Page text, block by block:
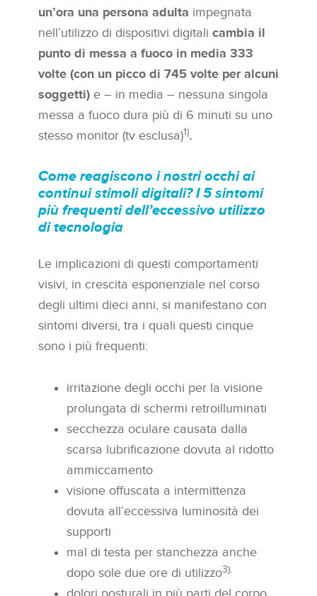
un’ora una persona adulta impegnata
nell’utilizzo di dispositivi digitali cambia il
punto di messa a fuoco in media 333
volte (con un picco di 745 volte per alcuni
soggetti) e – in media – nessuna singola
messa a fuoco dura più di 6 minuti su uno
stesso monitor (tv esclusa)1).
Come reagiscono i nostri occhi ai
continui stimoli digitali?I 5 sintomi
più frequenti dell’eccessivo utilizzo
di tecnologia
Le implicazioni di questi comportamenti
visivi, in crescita esponenziale nel corso
degli ultimi dieci anni, si manifestano con
sintomi diversi, tra i quali questi cinque
sono i più frequenti:
irritazione degli occhi per la visione
prolungata di schermi retroilluminati
secchezza oculare causata dalla
scarsa lubrificazione dovuta al ridotto
ammiccamento
visione offuscata a intermittenza
dovuta all’eccessiva luminosità dei
supporti
mal di testa per stanchezza anche
dopo sole due ore di utilizzo3).